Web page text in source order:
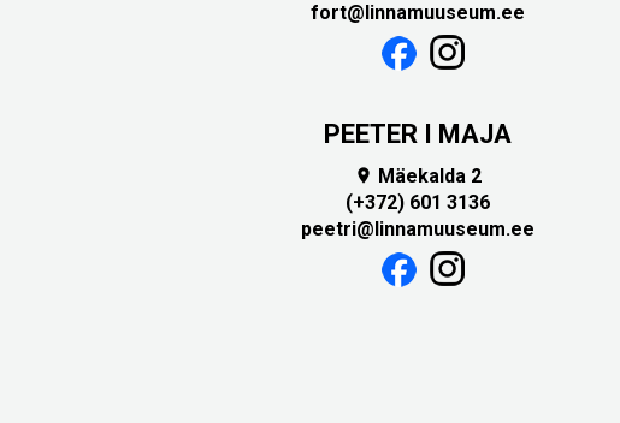
fort@linnamuuseum.ee
PEETER I MAJA
 Mäekalda 2
(+372) 601 3136
peetri@linnamuuseum.ee